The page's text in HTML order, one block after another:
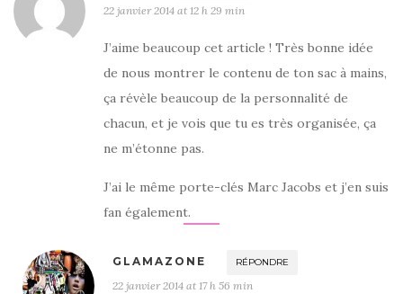
22 janvier 2014 at 12 h 29 min
J’aime beaucoup cet article ! Très bonne idée
de nous montrer le contenu de ton sac à mains,
ça révèle beaucoup de la personnalité de
chacun, et je vois que tu es très organisée, ça
ne m’étonne pas.
J’ai le même porte-clés Marc Jacobs et j’en suis
fan également.
GLAMAZONE RÉPONDRE
22 janvier 2014 at 17 h 56 min